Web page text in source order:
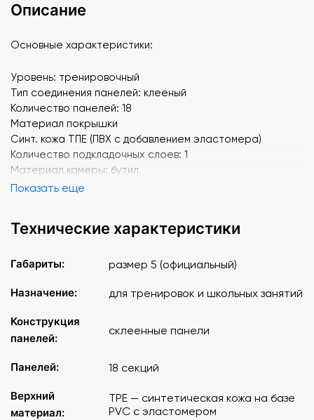
Описание
Основные характеристики:
Уровень: тренировочный
Тип соединения панелей: клееный
Количество панелей: 18
Материал покрышки
Синт. кожа TПE (ПВХ с добавлением эластомера)
Количество подкладочных слоев: 1
Материал камеры: бутил
Показать еще
Технические характеристики
Габариты: размер 5 (официальный)
Назначение: для тренировок и школьных занятий
Конструкция
панелей:
склеенные панели
Панелей: 18 секций
Верхний
материал:
TPE — синтетическая кожа на базе
PVC с эластомером